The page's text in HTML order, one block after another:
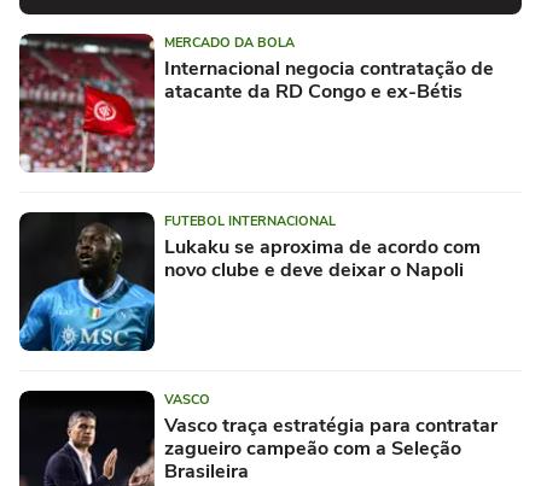
MERCADO DA BOLA
Internacional negocia contratação de
atacante da RD Congo e ex-Bétis
FUTEBOL INTERNACIONAL
Lukaku se aproxima de acordo com
novo clube e deve deixar o Napoli
VASCO
Vasco traça estratégia para contratar
zagueiro campeão com a Seleção
Brasileira